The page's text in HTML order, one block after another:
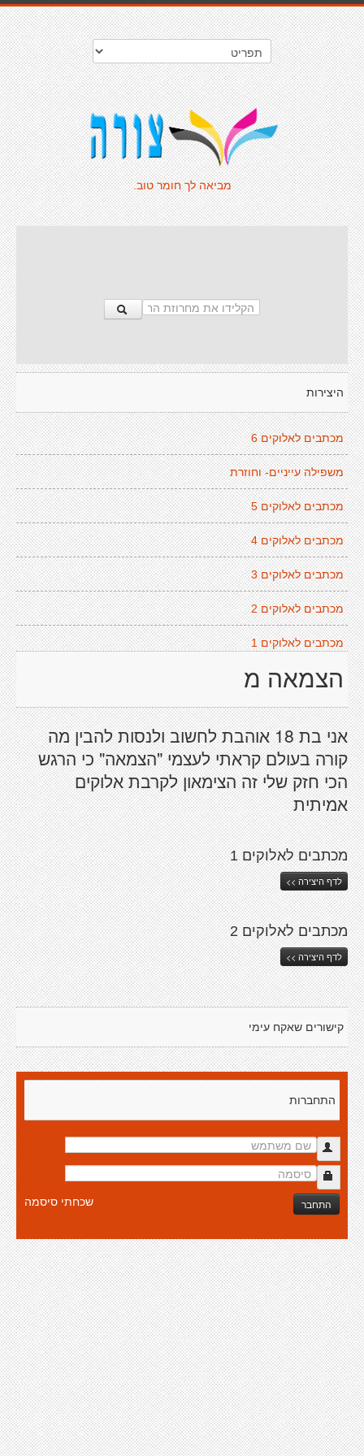
מביאה לך חומר טוב.
היצירות
מכתבים לאלוקים 6
משפילה עייניים- וחוזרת
מכתבים לאלוקים 5
מכתבים לאלוקים 4
מכתבים לאלוקים 3
מכתבים לאלוקים 2
מכתבים לאלוקים 1
הצמאה מ
אני בת 18 אוהבת לחשוב ולנסות להבין מה
קורה בעולם קראתי לעצמי "הצמאה" כי הרגש
הכי חזק שלי זה הצימאון לקרבת אלוקים
אמיתית
מכתבים לאלוקים 1
לדף היצירה >>
מכתבים לאלוקים 2
לדף היצירה >>
קישורים שאקח עימי
התחברות
התחבר שכחתי סיסמה